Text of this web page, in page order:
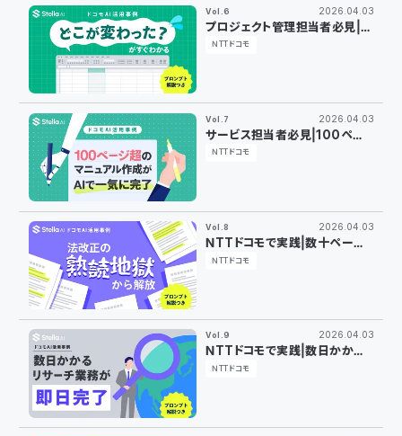
Vol.6 2026.04.03
プロジェクト管理担当者必見｜
Excelの進捗確認をAIで自動サ
NTTドコモ
Vol.7 2026.04.03
サービス担当者必見｜100ペー
ジのマニュアル初稿作成から校
NTTドコモ
Vol.8 2026.04.03
NTTドコモで実践｜数十ページ
の法改正の論点整理をAIで半日
NTTドコモ
Vol.9 2026.04.03
NTTドコモで実践｜数日かかる
提携企業リサーチをAIで即日完
NTTドコモ